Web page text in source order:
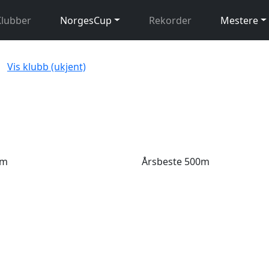
NorgesCup Rekorder Mestere
Vis klubb (ukjent)
Årsbeste 500m